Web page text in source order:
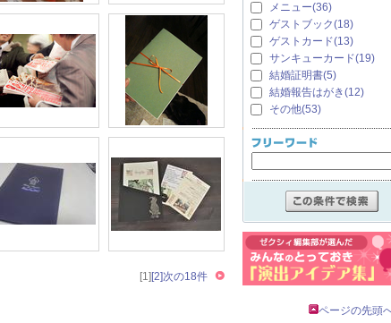
[1] [2]次の18件
メニュー(36)
ゲストブック(18)
ゲストカード(13)
サンキューカード(19)
結婚証明書(5)
結婚報告はがき(12)
その他(53)
ページの先頭